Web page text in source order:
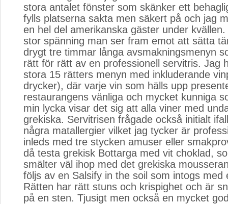
stora antalet fönster som skänker ett
fylls platserna sakta men säkert på och jag
en hel del amerikanska gäster under
stor spänning man ser fram emot att sätta
drygt tre timmar långa avsmakningsmenyn
rätt för rätt av en professionell servitris. Jag
stora 15 rätters menyn med inkluderande
drycker), där varje vin som hälls upp
restaurangens vänliga och mycket kunniga
min lycka visar det sig att alla viner med
grekiska. Servitrisen frågade också initialt
några matallergier vilket jag tycker är
inleds med tre stycken amuser eller
då testa grekisk Bottarga med vit choklad,
smälter väl ihop med det grekiska
följs av en Salsify in the soil som intogs med
Rätten har rätt stuns och krispighet och är
på en sten. Tjusigt men också en mycket